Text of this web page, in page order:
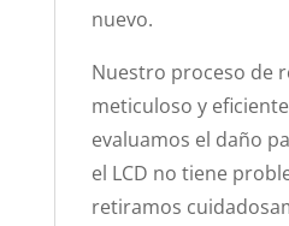
nuevo.
Nuestro proceso de
meticuloso y
evaluamos el daño
el LCD no tiene
retiramos